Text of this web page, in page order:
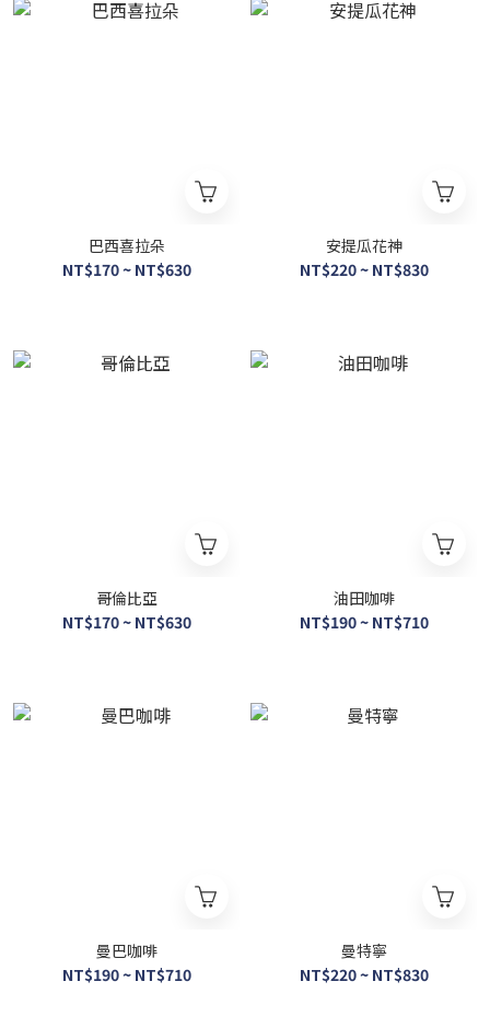
巴西喜拉朵
NT$170 ~ NT$630
安提瓜花神
NT$220 ~ NT$830
哥倫比亞
NT$170 ~ NT$630
油田咖啡
NT$190 ~ NT$710
曼巴咖啡
NT$190 ~ NT$710
曼特寧
NT$220 ~ NT$830